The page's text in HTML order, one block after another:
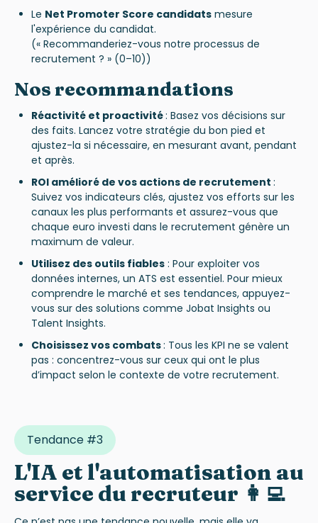
Le Net Promoter Score candidatsmesure
l'expérience du candidat.
(« Recommanderiez-vous notre processus de
recrutement ? » (0–10))
Nos recommandations
Réactivité et proactivité: Basez vos décisions sur
des faits. Lancez votre stratégie du bon pied et
ajustez-la si nécessaire, en mesurant avant, pendant
et après.
ROI amélioré de vos actions de recrutement :
Suivez vos indicateurs clés, ajustez vos efforts sur les
canaux les plus performants et assurez-vous que
chaque euro investi dans le recrutement génère un
maximum de valeur.
Utilisez des outils fiables: Pour exploiter vos
données internes, un ATS est essentiel. Pour mieux
comprendre le marché et ses tendances, appuyez-
vous sur des solutions comme Jobat Insights ou
Talent Insights.
Choisissez vos combats: Tous les KPI ne se valent
pas : concentrez-vous sur ceux qui ont le plus
d’impact selon le contexte de votre recrutement.
Tendance #3
L'IA et l'automatisation au
service du recruteur 👩‍💻